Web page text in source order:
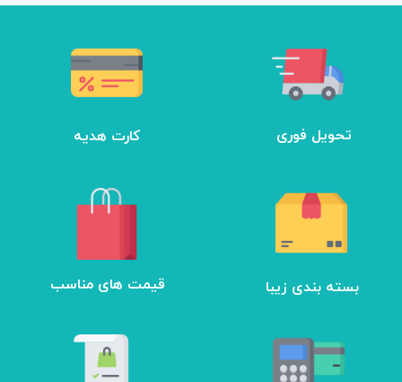
تحویل فوری کارت هدیه
​قیمت های مناسب بسته بندی زیبا